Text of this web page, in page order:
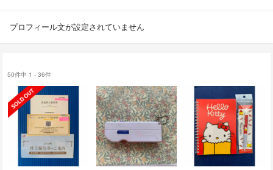
プロフィール文が設定されていません
50件中 1 - 36件